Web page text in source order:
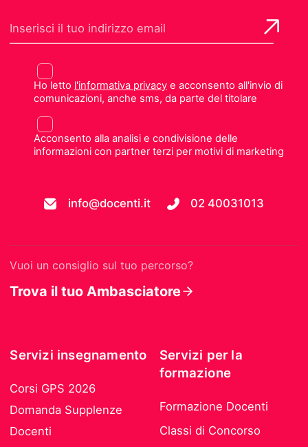
Ho letto l'informativa privacye acconsento all'invio di
comunicazioni, anche sms, da parte del titolare
Acconsento alla analisi e condivisione delle
informazioni con partner terzi per motivi di marketing
info@docenti.it 02 40031013
Vuoi un consiglio sul tuo percorso?
Trova il tuo Ambasciatore
Servizi insegnamento
Corsi GPS 2026
Domanda Supplenze
Docenti
Servizi per la
formazione
Formazione Docenti
Classi di Concorso